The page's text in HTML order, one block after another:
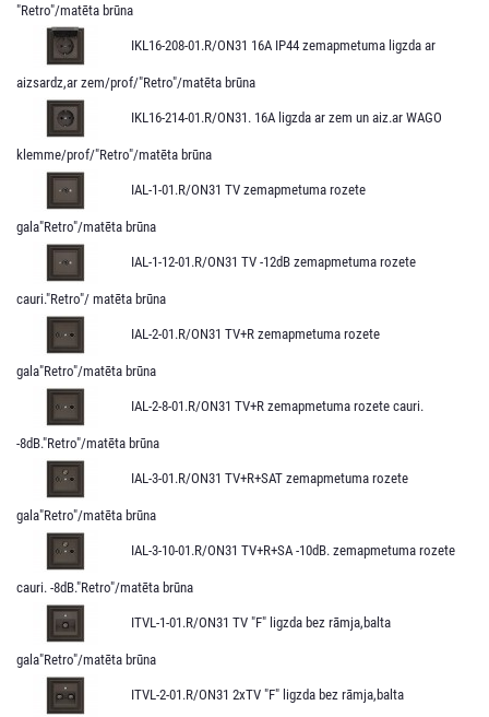
"Retro"/matēta brūna
IKL16-208-01.R/ON31 16A IP44 zemapmetuma ligzda ar
aizsardz,ar zem/prof/"Retro"/matēta brūna
IKL16-214-01.R/ON31. 16A ligzda ar zem un aiz.ar WAGO
klemme/prof/"Retro"/matēta brūna
IAL-1-01.R/ON31 TV zemapmetuma rozete
gala"Retro"/matēta brūna
IAL-1-12-01.R/ON31 TV -12dB zemapmetuma rozete
cauri."Retro"/ matēta brūna
IAL-2-01.R/ON31 TV+R zemapmetuma rozete
gala"Retro"/matēta brūna
IAL-2-8-01.R/ON31 TV+R zemapmetuma rozete cauri.
-8dB."Retro"/matēta brūna
IAL-3-01.R/ON31 TV+R+SAT zemapmetuma rozete
gala"Retro"/matēta brūna
IAL-3-10-01.R/ON31 TV+R+SA -10dB. zemapmetuma rozete
cauri. -8dB."Retro"/matēta brūna
ITVL-1-01.R/ON31 TV "F" ligzda bez rāmja,balta
gala"Retro"/matēta brūna
ITVL-2-01.R/ON31 2xTV "F" ligzda bez rāmja,balta